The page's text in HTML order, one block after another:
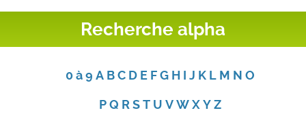
Recherche alpha
0 à 9 A B C D E F G H I J K L M N O
P Q R S T U V W X Y Z